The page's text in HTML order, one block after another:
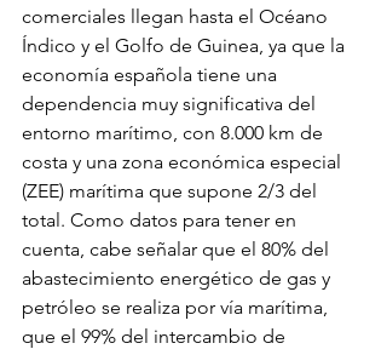
comerciales llegan hasta el Océano
Índico y el Golfo de Guinea, ya que la
economía española tiene una
dependencia muy significativa del
entorno marítimo, con 8.000 km de
costa y una zona económica especial
(ZEE) marítima que supone 2/3 del
total. Como datos para tener en
cuenta, cabe señalar que el 80% del
abastecimiento energético de gas y
petróleo se realiza por vía marítima,
que el 99% del intercambio de